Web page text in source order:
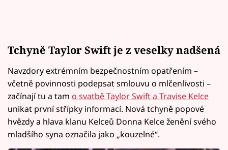
Tchyně Taylor Swift je z veselky nadšená
Navzdory extrémním bezpečnostním opatřením –
včetně povinnosti podepsat smlouvu o mlčenlivosti –
začínají tu a tam o svatbě Taylor Swift a Travise Kelce
unikat první střípky informací. Nová tchyně popové
hvězdy a hlava klanu Kelceů Donna Kelce ženění svého
mladšího syna označila jako „kouzelné“.